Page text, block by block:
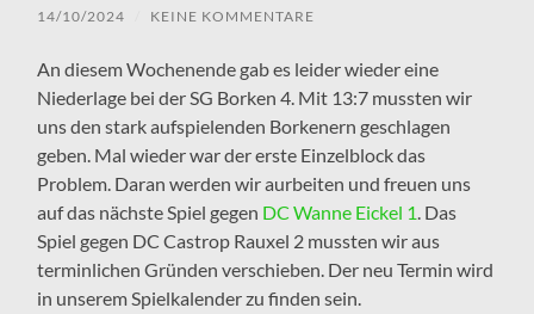
14/10/2024 KEINE KOMMENTARE
An diesem Wochenende gab es leider wieder eine
Niederlage bei der SG Borken 4. Mit 13:7 mussten wir
uns den stark aufspielenden Borkenern geschlagen
geben. Mal wieder war der erste Einzelblock das
Problem. Daran werden wir aurbeiten und freuen uns
auf das nächste Spiel gegen DC Wanne Eickel 1. Das
Spiel gegen DC Castrop Rauxel 2 mussten wir aus
terminlichen Gründen verschieben. Der neu Termin wird
in unserem Spielkalender zu finden sein.